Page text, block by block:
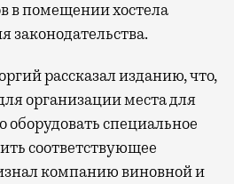
в помещении хостела
законодательства.
рассказал изданию, что,
организации места для
специальное
соответствующее
компанию виновной и